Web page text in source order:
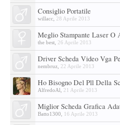
Consiglio Portatile
willacc 28 Aprile 2013
Meglio Stampante Laser O
the best 26 Aprile 2013
Driver Scheda Video Vga
nembruz 22 Aprile 2013
Ho Bisogno Del Pll Della
AlfredoAl 21 Aprile 2013
Miglior Scheda Grafica
Batto1300 16 Aprile 2013